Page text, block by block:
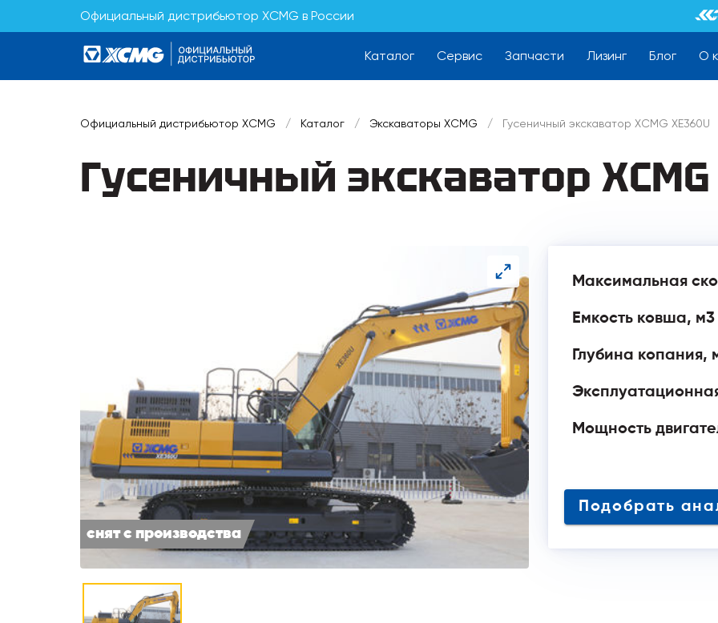
Официальный дистрибьютор XCMG в России
Каталог Сервис Запчасти Лизинг Блог О
Официальный дистрибьютор XCMG / Каталог / Экскаваторы XCMG / Гусеничный экскаватор XCMG XE360U
Гусеничный экскаватор
снят с производства
Максимальная
Емкость ковша, м3
Глубина копания,
Мощность